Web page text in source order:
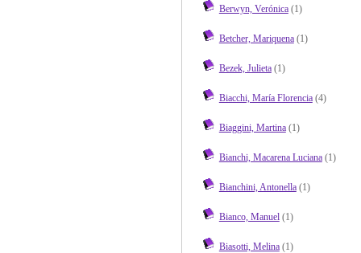
Berwyn, Verónica(1)
Betcher, Mariquena(1)
Bezek, Julieta(1)
Biacchi, María Florencia(4)
Biaggini, Martina(1)
Bianchi, Macarena Luciana(1)
Bianchini, Antonella(1)
Bianco, Manuel(1)
Biasotti, Melina(1)